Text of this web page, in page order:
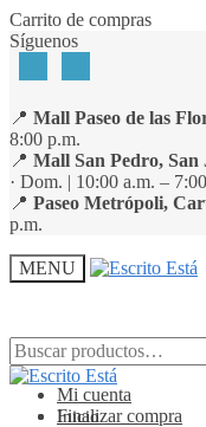
Skip
to
Skip
to
Carrito de compras
Síguenos
📍 Mall Paseo de las
8:00 p.m.
📍 Mall San Pedro, San
· Dom. | 10:00 a.m. –
📍 Paseo Metrópoli,
p.m.
MENU
Search
for:
Mi cuenta
Finalizar compra
Search
for:
Inicio